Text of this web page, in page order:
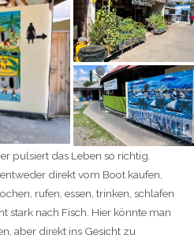
pulsiert das Leben so richtig.
direkt vom Boot kaufen,
rufen, essen, trinken, schlafen
stark nach Fisch. Hier könnte man
aber direkt ins Gesicht zu